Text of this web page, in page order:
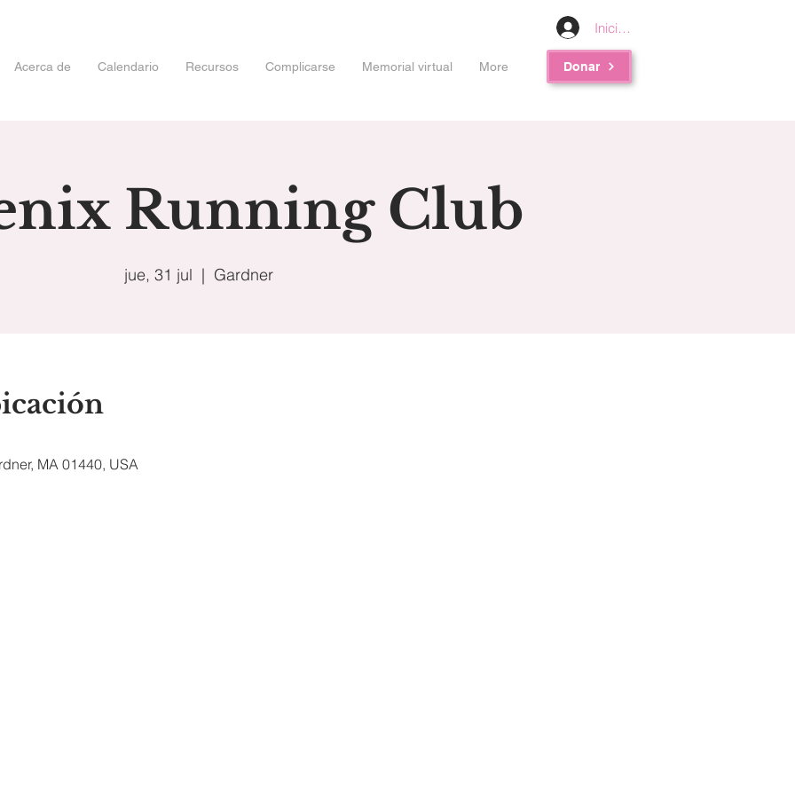
Iniciar sesión
Acerca de Calendario Recursos Complicarse Memorial virtual More Donar
Running Club
jue, 31 jul
  |
Gardner
MA 01440, USA